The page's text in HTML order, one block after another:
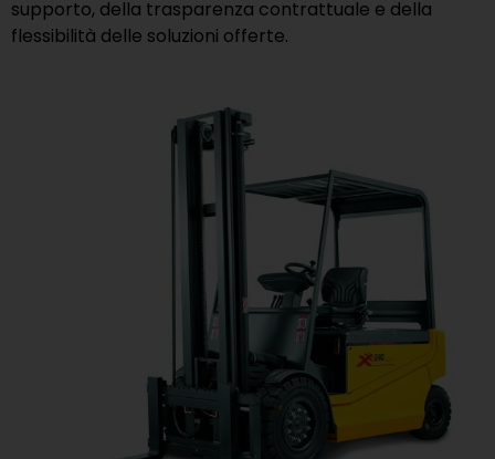
supporto, della trasparenza contrattuale e della
flessibilità delle soluzioni offerte.